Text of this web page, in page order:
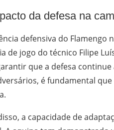
da defesa na
defensiva do Flamengo
de jogo do técnico Filipe
que a defesa
é fundamental
a capacidade de